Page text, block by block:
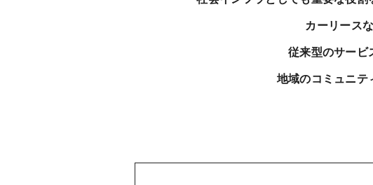
カーリース
従来型のサービ
地域のコミュニテ